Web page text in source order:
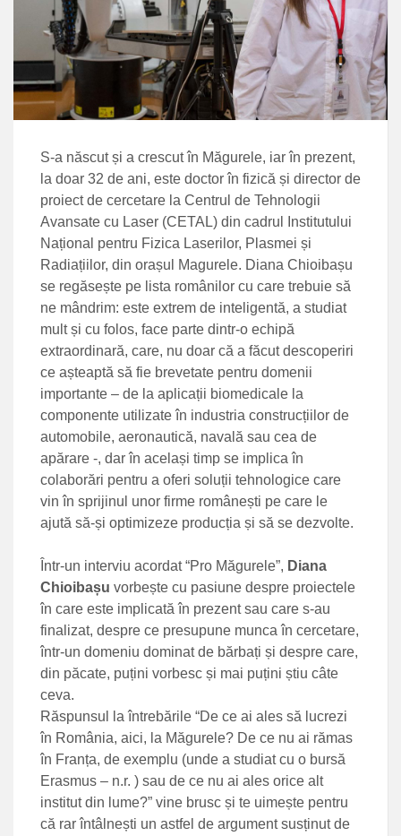
S-a născut și a crescut în Măgurele, iar în prezent,
la doar 32 de ani, este doctor în fizică și director de
proiect de cercetare la Centrul de Tehnologii
Avansate cu Laser (CETAL) din cadrul Institutului
Național pentru Fizica Laserilor, Plasmei și
Radiațiilor, din orașul Magurele. Diana Chioibașu
se regăsește pe lista românilor cu care trebuie să
ne mândrim: este extrem de inteligentă, a studiat
mult și cu folos, face parte dintr-o echipă
extraordinară, care, nu doar că a făcut descoperiri
ce așteaptă să fie brevetate pentru domenii
importante – de la aplicații biomedicale la
componente utilizate în industria construcțiilor de
automobile, aeronautică, navală sau cea de
apărare -, dar în același timp se implica în
colaborări pentru a oferi soluții tehnologice care
vin în sprijinul unor firme românești pe care le
ajută să-și optimizeze producția și să se dezvolte.
Într-un interviu acordat “Pro Măgurele”, Diana
Chioibașu vorbește cu pasiune despre proiectele
în care este implicată în prezent sau care s-au
finalizat, despre ce presupune munca în cercetare,
într-un domeniu dominat de bărbați și despre care,
din păcate, puțini vorbesc și mai puțini știu câte
ceva.
Răspunsul la întrebările “De ce ai ales să lucrezi
în România, aici, la Măgurele? De ce nu ai rămas
în Franța, de exemplu (unde a studiat cu o bursă
Erasmus – n.r. ) sau de ce nu ai ales orice alt
institut din lume?” vine brusc și te uimește pentru
că rar întâlnești un astfel de argument susținut de